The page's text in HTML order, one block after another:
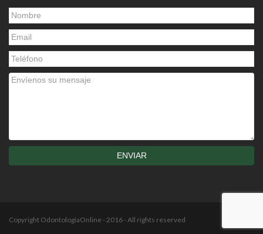
Copyright OdontologiaOnline - 2016 - All rights reserved